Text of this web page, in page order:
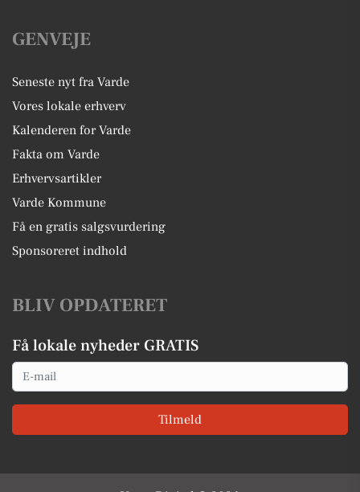
GENVEJE
Seneste nyt fra Varde
Vores lokale erhverv
Kalenderen for Varde
Fakta om Varde
Erhvervsartikler
Varde Kommune
Få en gratis salgsvurdering
Sponsoreret indhold
BLIV OPDATERET
Få lokale nyheder GRATIS
Email
Tilmeld